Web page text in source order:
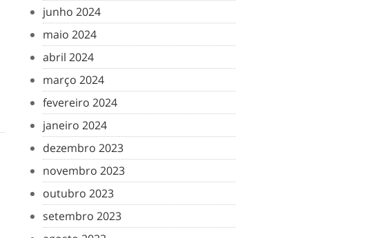
junho 2024
maio 2024
abril 2024
março 2024
fevereiro 2024
janeiro 2024
dezembro 2023
novembro 2023
outubro 2023
setembro 2023